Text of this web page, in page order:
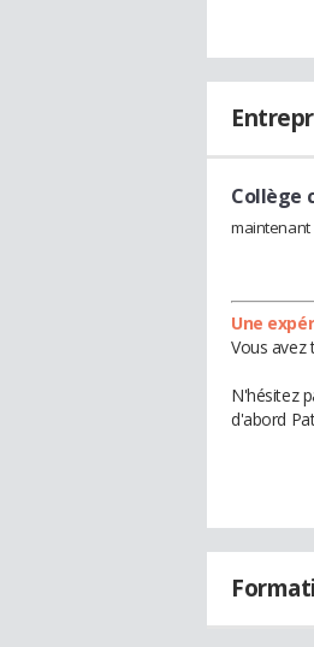
Collège
maintenant
Une
Vous avez
N'hésitez
d'abord